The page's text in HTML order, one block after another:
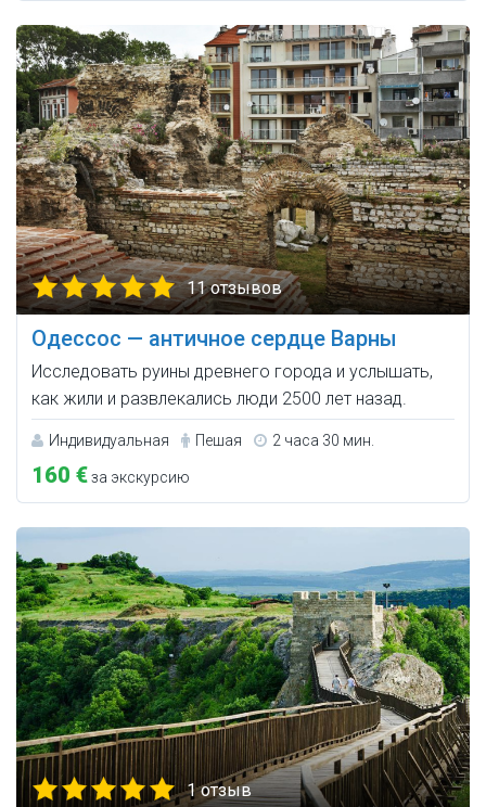
11 отзывов
Одессос — античное сердце Варны
Исследовать руины древнего города и услышать,
как жили и развлекались люди 2500 лет назад.
Индивидуальная Пешая 2 часа 30 мин.
160 €за экскурсию
1 отзыв